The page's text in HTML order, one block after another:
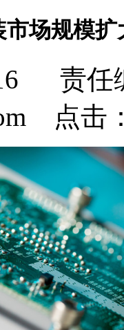
市场规模
责
点击